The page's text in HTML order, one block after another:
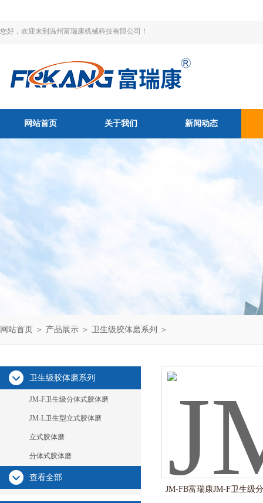
您好，欢迎来到温州富瑞康机械科技有限公司！
网站首页 关于我们 新闻动态
网站首页 ＞ 产品展示 ＞ 卫生级胶体磨系列 ＞
卫生级胶体磨系列
JM-F卫生级分体式胶体磨
JM-L卫生型立式胶体磨
立式胶体磨
分体式胶体磨
查看全部
JM-FB富瑞康JM-F卫生级